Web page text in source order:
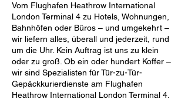
Vom Flughafen Heathrow International
London Terminal 4 zu Hotels, Wohnungen,
Bahnhöfen oder Büros – und umgekehrt –
wir liefern alles, überall und jederzeit, rund
um die Uhr. Kein Auftrag ist uns zu klein
oder zu groß. Ob ein oder hundert Koffer –
wir sind Spezialisten für Tür-zu-Tür-
Gepäckkurierdienste am Flughafen
Heathrow International London Terminal 4.